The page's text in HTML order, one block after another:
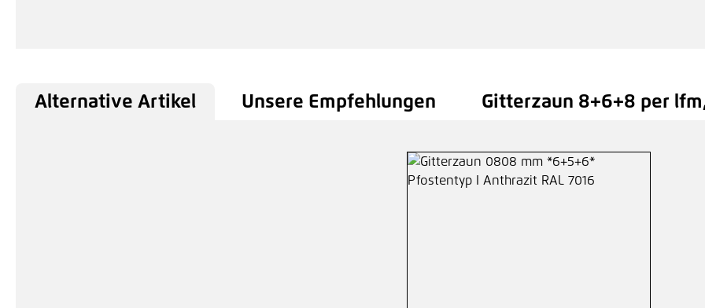
Alternative Artikel Unsere Empfehlungen Gitterzaun 8+6+8 per